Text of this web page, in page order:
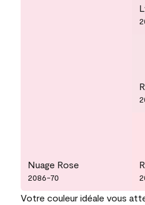
Nuage Rose
2086-70
Votre couleur idéale vous